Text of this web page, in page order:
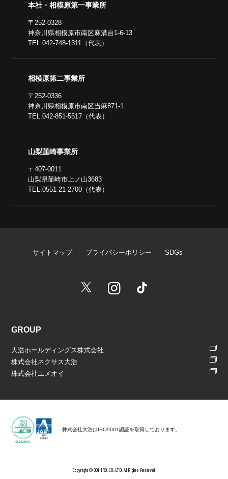
本社・相模原第一事業所
〒252-0328
神奈川県相模原市南区麻溝台1-6-13
TEL.042-748-1311（代表）
相模原第二事業所
〒252-0336
神奈川県相模原市南区当麻871-1
TEL.042-851-5517（代表）
山梨韮崎事業所
〒407-0011
山梨県韮崎市上ノ山3683
TEL.0551-21-2700（代表）
サイトマップ プライバシーポリシー SDGs
GROUP
大浩ホールディングス株式会社
株式会社ネクサス大浩
株式会社ユメオイ
株式会社大浩はISO9001認証を取得しております。
Copyright © OOHIRO. CO.,LTD. All Rights Reserved